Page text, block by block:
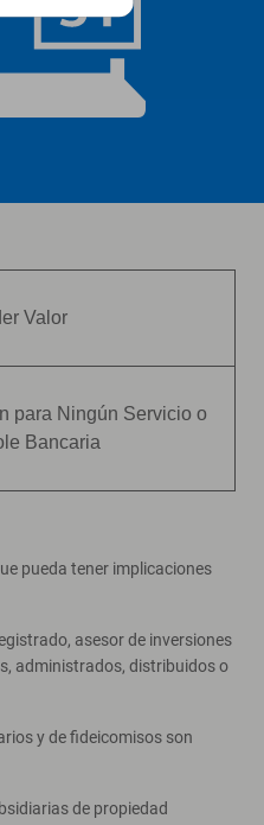
Valor
para Ningún Servicio o
Bancaria
pueda tener implicaciones
asesor de inversiones
administrados, distribuidos o
y de fideicomisos son
de propiedad